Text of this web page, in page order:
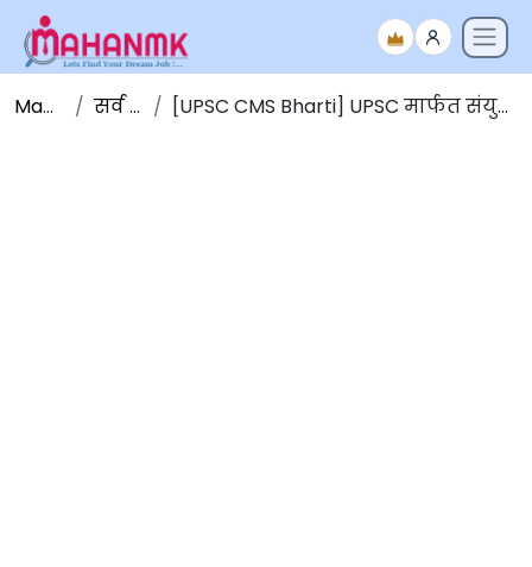
Maha NMK सर्व जाहिराती [UPSC CMS Bharti] UPSC मार्फत संयुक्त वैद्यकीय सेवा परीक्षा 2026 [1358 जागा]